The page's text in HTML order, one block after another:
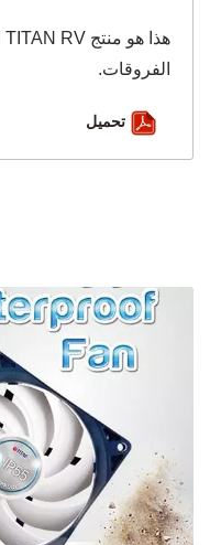
الفروقات.
تحميل